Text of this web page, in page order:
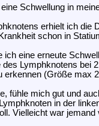
Schwellung in
erhielt ich
schon in
ich eine erneute
des Lymphknotens
erkennen (Größe max
fühle mich gut und
in der
Vielleicht war